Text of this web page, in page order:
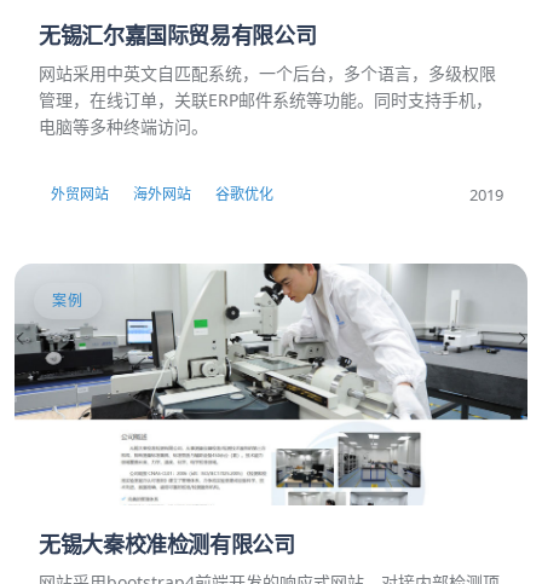
无锡汇尔嘉国际贸易有限公司
网站采用中英文自匹配系统，一个后台，多个语言，多级权限
管理，在线订单，关联ERP邮件系统等功能。同时支持手机，
电脑等多种终端访问。
外贸网站 海外网站 谷歌优化 2019
案例
无锡大秦校准检测有限公司